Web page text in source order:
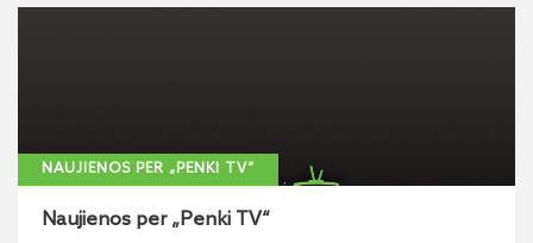
NAUJIENOS PER „PENKI TV“
Naujienos per „Penki TV“